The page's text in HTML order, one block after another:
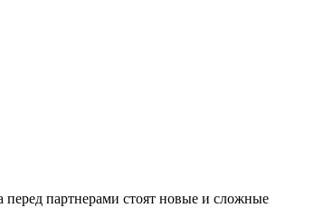
партнерами стоят новые и сложные